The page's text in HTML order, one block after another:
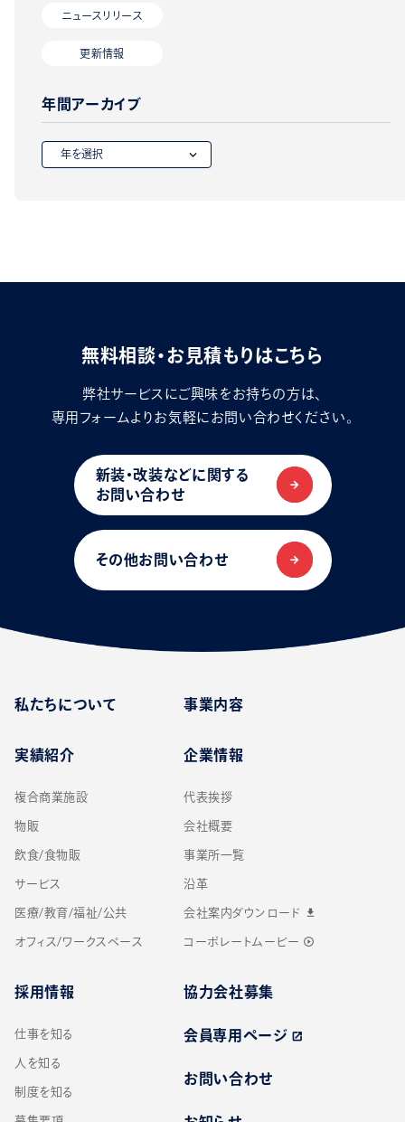
ニュースリリース
更新情報
年間アーカイブ
無料相談・お見積もりはこちら
弊社サービスにご興味をお持ちの方は、
専用フォームよりお気軽にお問い合わせください。
新装・改装などに関する
お問い合わせ
その他お問い合わせ
私たちについて
実績紹介
複合商業施設
物販
飲食/食物販
サービス
医療/教育/福祉/公共
オフィス/ワークスペース
事業内容
企業情報
代表挨拶
会社概要
事業所一覧
沿革
会社案内ダウンロード download
コーポレートムービー play_circle_outline
採用情報
仕事を知る
人を知る
制度を知る
協力会社募集
会員専用ページ open_in_new
お問い合わせ